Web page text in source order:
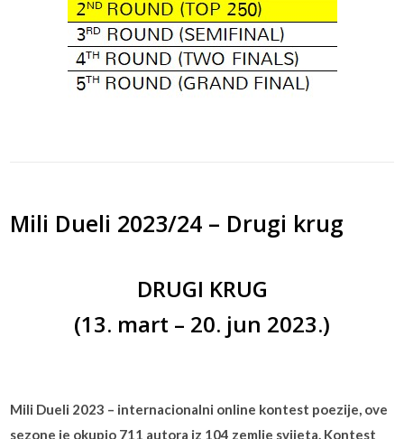
Mili Dueli 2023/24 – Drugi krug
DRUGI KRUG
(13. mart – 20. jun 2023.)
Mili Dueli 2023 – internacionalni online kontest poezije, ove
sezone je okupio 711 autora iz 104 zemlje svijeta. Kontest